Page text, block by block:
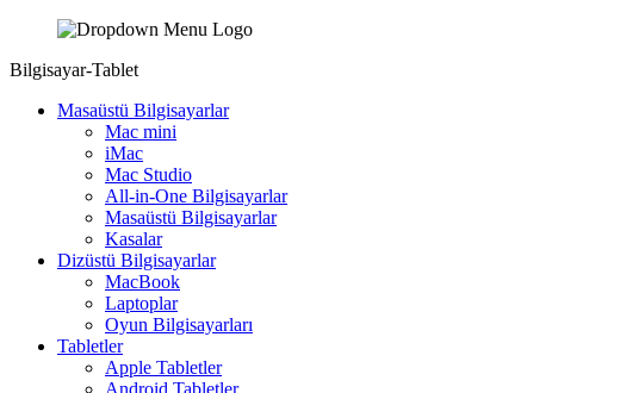
Bilgisayar-Tablet
Masaüstü Bilgisayarlar
Mac mini
iMac
Mac Studio
All-in-One Bilgisayarlar
Masaüstü Bilgisayarlar
Kasalar
Dizüstü Bilgisayarlar
MacBook
Laptoplar
Oyun Bilgisayarları
Tabletler
Apple Tabletler
Android Tabletler